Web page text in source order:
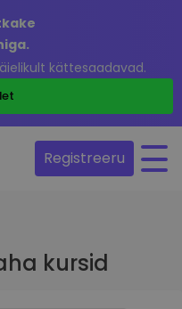
kättesaadavad.
Registreeru
kursid